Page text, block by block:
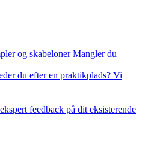
og skabeloner Mangler du
du efter en praktikplads? Vi
feedback på dit eksisterende